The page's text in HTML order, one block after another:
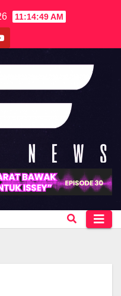
11:14:49 AM